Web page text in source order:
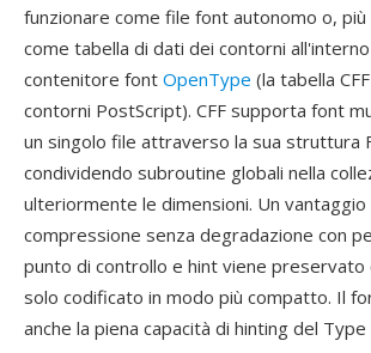
funzionare come file font autonomo o,
come tabella di dati dei contorni
contenitore font OpenType (la tabella
contorni PostScript). CFF supporta font
un singolo file attraverso la sua struttura
condividendo subroutine globali nella
ulteriormente le dimensioni. Un
compressione senza degradazione con
punto di controllo e hint viene
solo codificato in modo più compatto. Il
anche la piena capacità di hinting del